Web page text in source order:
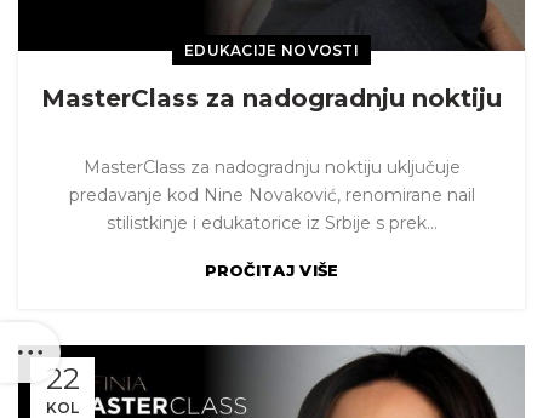
EDUKACIJE NOVOSTI
MasterClass za nadogradnju noktiju
MasterClass za nadogradnju noktiju uključuje
predavanje kod Nine Novaković, renomirane nail
stilistkinje i edukatorice iz Srbije s prek...
PROČITAJ VIŠE
22
KOL